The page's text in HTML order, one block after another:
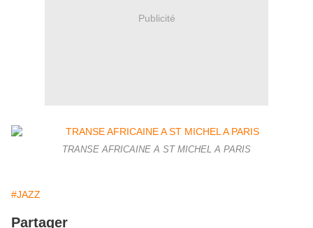
Publicité
TRANSE AFRICAINE A ST MICHEL A PARIS
#JAZZ
Partager